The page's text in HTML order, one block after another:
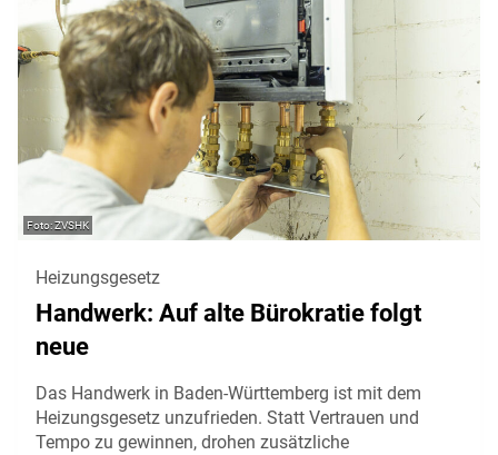
ZVSHK
Heizungsgesetz
Handwerk: Auf alte Bürokratie folgt
neue
Das Handwerk in Baden-Württemberg ist mit dem
Heizungsgesetz unzufrieden. Statt Vertrauen und
Tempo zu gewinnen, drohen zusätzliche